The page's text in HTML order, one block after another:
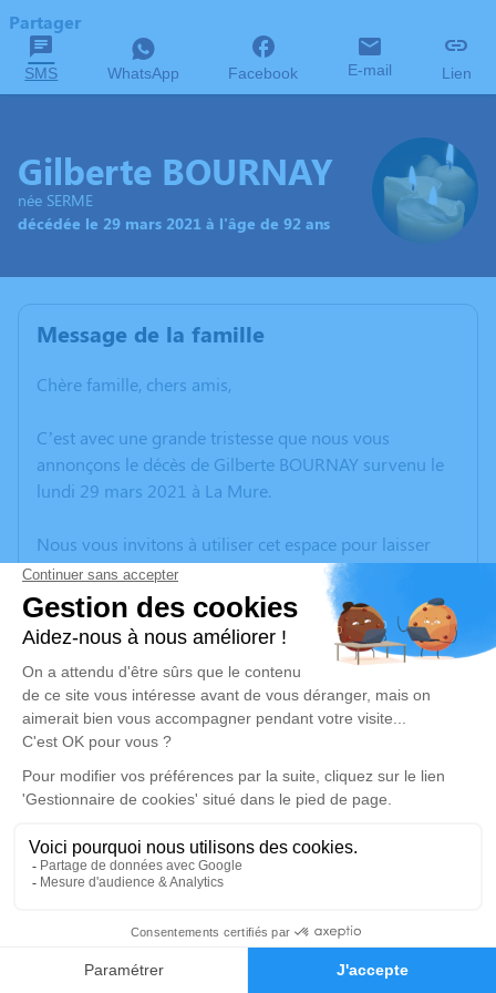
Faire-part Hommages
Partager
SMS WhatsApp Facebook E-mail Lien
Gilberte BOURNAY
née SERME
décédée le 29 mars 2021 à l'âge de 92 ans
Message de la famille
Chère famille, chers amis,
C’est avec une grande tristesse que nous vous
annonçons le décès de Gilberte BOURNAY survenu le
lundi 29 mars 2021 à La Mure.
Nous vous invitons à utiliser cet espace pour laisser
vos condoléances, partager des photos souvenirs, une
anecdote ou exprimer vos pensées à travers des
poèmes ou des textes. Cet endroit est un lieu
d'expression dédié à honorer la mémoire de Gilberte
BOURNAY.
Un service de plantation d’arbre hommage est
disponible ici.
Je rends hommage
Cérémonie religieuse
Église de Villard-Saint-Christophe
38119 Villard-Saint-Christophe